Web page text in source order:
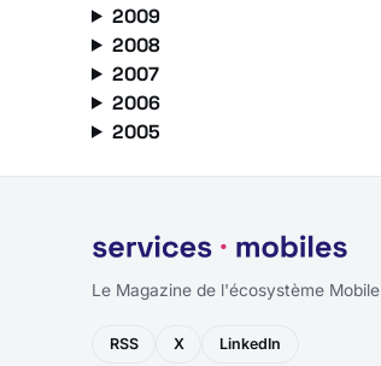
2009
2008
2007
2006
2005
Le Magazine de l'écosystème Mobile
RSS X LinkedIn